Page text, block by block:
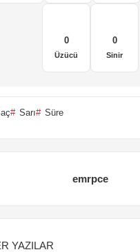
0
Üzücü
0
Sinir
Sarı Süre
emrpce
YAZILAR